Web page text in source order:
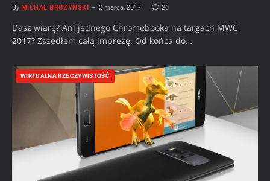
By MICHAŁ BROŻYŃSKI 2 marca, 2017 26
Dasz wiarę? Ani jednego Chromebooka na targach MWC
2017? Zszedłem całą imprezę. Od końca do…
WIRTUALNA RZECZYWISTOŚĆ